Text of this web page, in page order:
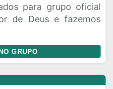
para grupo oficial
de Deus e fazemos
GRUPO